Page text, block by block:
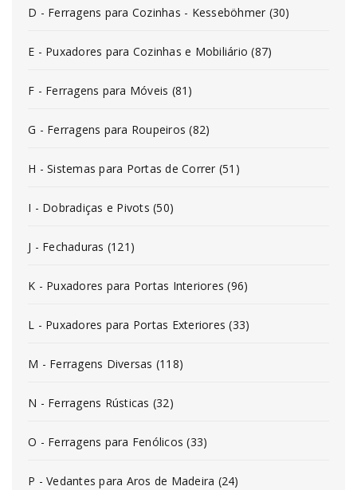
D - Ferragens para Cozinhas - Kesseböhmer (30)
E - Puxadores para Cozinhas e Mobiliário (87)
F - Ferragens para Móveis (81)
G - Ferragens para Roupeiros (82)
H - Sistemas para Portas de Correr (51)
I - Dobradiças e Pivots (50)
J - Fechaduras (121)
K - Puxadores para Portas Interiores (96)
L - Puxadores para Portas Exteriores (33)
M - Ferragens Diversas (118)
N - Ferragens Rústicas (32)
O - Ferragens para Fenólicos (33)
P - Vedantes para Aros de Madeira (24)